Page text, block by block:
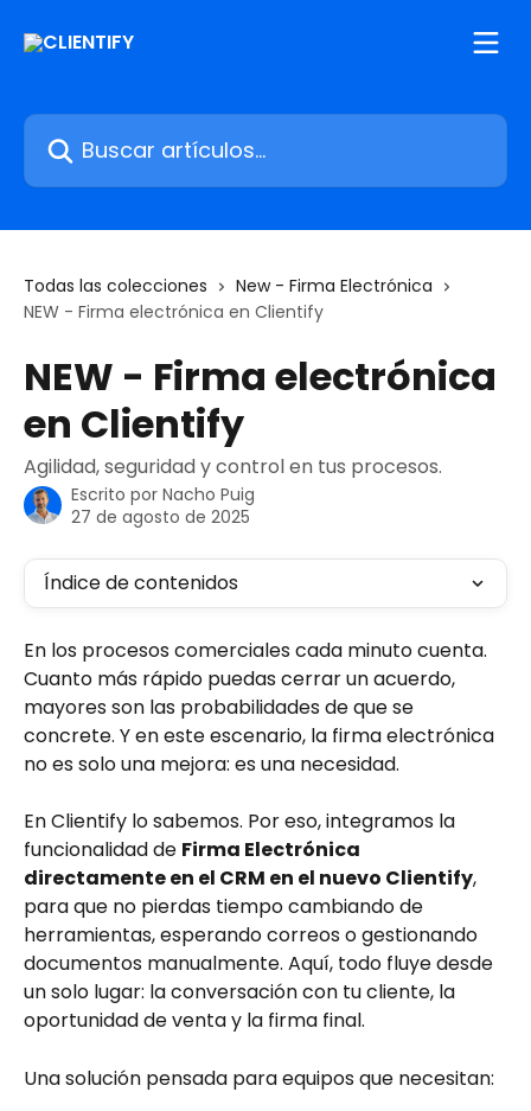
Buscar artículos...
Todas las colecciones
New - Firma Electrónica
NEW - Firma electrónica en Clientify
NEW - Firma electrónica
en Clientify
Agilidad, seguridad y control en tus procesos.
Escrito por Nacho Puig
27 de agosto de 2025
Índice de contenidos
En los procesos comerciales cada minuto cuenta.
Cuanto más rápido puedas cerrar un acuerdo,
mayores son las probabilidades de que se
concrete. Y en este escenario, la firma electrónica
no es solo una mejora: es una necesidad.
En Clientify lo sabemos. Por eso, integramos la
funcionalidad de Firma Electrónica
directamente en el CRM en el nuevo Clientify,
para que no pierdas tiempo cambiando de
herramientas, esperando correos o gestionando
documentos manualmente. Aquí, todo fluye desde
un solo lugar: la conversación con tu cliente, la
oportunidad de venta y la firma final.
Una solución pensada para equipos que necesitan: